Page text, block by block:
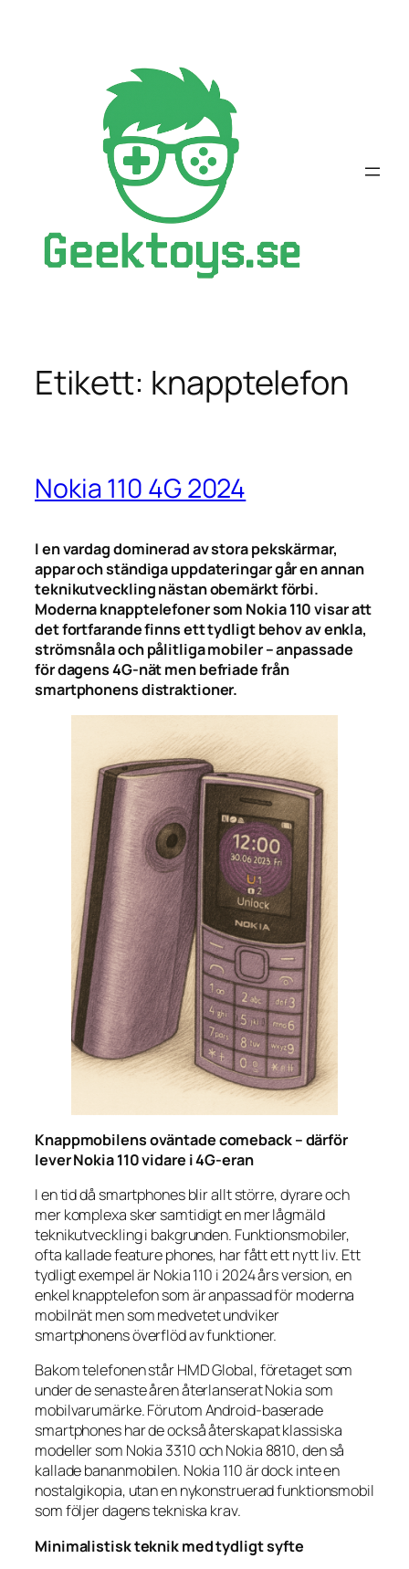
Etikett: knapptelefon
Nokia 110 4G 2024
I en vardag dominerad av stora pekskärmar,
appar och ständiga uppdateringar går en annan
teknikutveckling nästan obemärkt förbi.
Moderna knapptelefoner som Nokia 110 visar att
det fortfarande finns ett tydligt behov av enkla,
strömsnåla och pålitliga mobiler – anpassade
för dagens 4G-nät men befriade från
smartphonens distraktioner.
Knappmobilens oväntade comeback – därför
lever Nokia 110 vidare i 4G-eran
I en tid då smartphones blir allt större, dyrare och
mer komplexa sker samtidigt en mer lågmäld
teknikutveckling i bakgrunden. Funktionsmobiler,
ofta kallade feature phones, har fått ett nytt liv. Ett
tydligt exempel är Nokia 110 i 2024 års version, en
enkel knapptelefon som är anpassad för moderna
mobilnät men som medvetet undviker
smartphonens överflöd av funktioner.
Bakom telefonen står HMD Global, företaget som
under de senaste åren återlanserat Nokia som
mobilvarumärke. Förutom Android-baserade
smartphones har de också återskapat klassiska
modeller som Nokia 3310 och Nokia 8810, den så
kallade bananmobilen. Nokia 110 är dock inte en
nostalgikopia, utan en nykonstruerad funktionsmobil
som följer dagens tekniska krav.
Minimalistisk teknik med tydligt syfte